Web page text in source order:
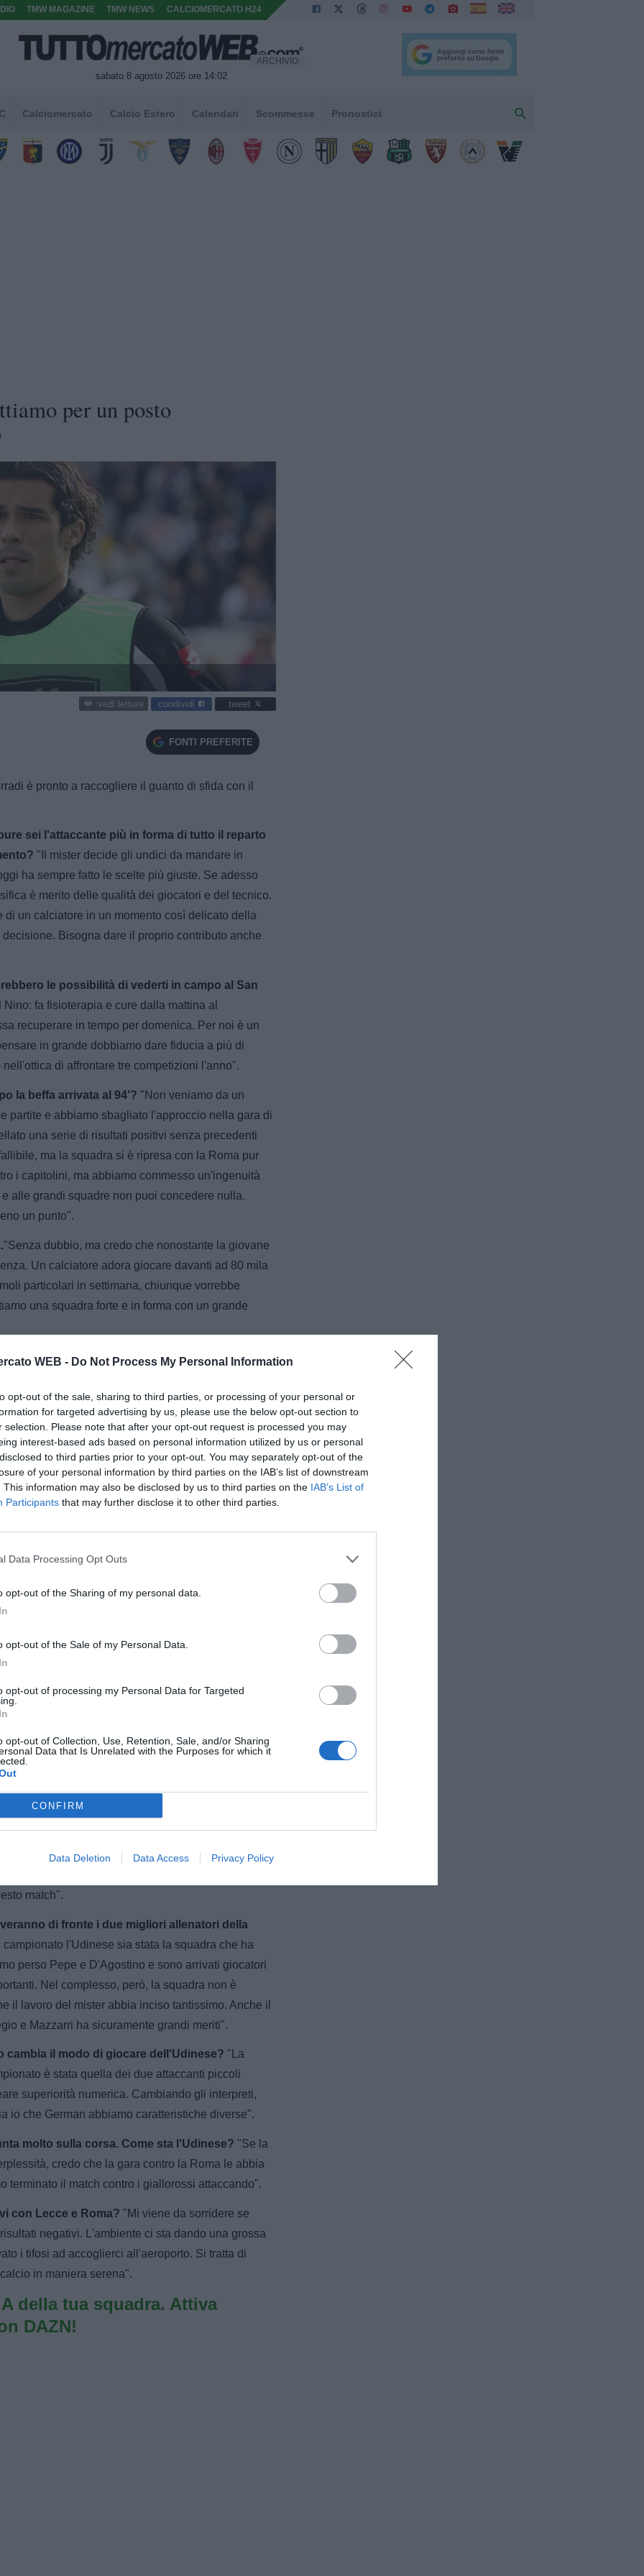
WEB - Do Not Process My Personal Information
opt-out of the sale, sharing to third parties, or processing of your personal or
for targeted advertising by us, please use the below opt-out section to
selection. Please note that after your opt-out request is processed you may
interest-based ads based on personal information utilized by us or personal
to third parties prior to your opt-out. You may separately opt-out of the
of your personal information by third parties on the IAB’s list of downstream
This information may also be disclosed by us to third parties on the IAB’s List of
Participants that may further disclose it to other third parties.
Data Processing Opt Outs
opt-out of the Sharing of my personal data.
opt-out of the Sale of my Personal Data.
opt-out of processing my Personal Data for Targeted
opt-out of Collection, Use, Retention, Sale, and/or Sharing
Data that Is Unrelated with the Purposes for which it
CONFIRM
Data Deletion Data Access Privacy Policy
TMW MAGAZINE TMW NEWS CALCIOMERCATO H24
sabato 8 agosto 2026 ore 14:02
ARCHIVIO
Calciomercato Calcio Estero Calendari Scommesse Pronostici
per un posto
vedi letture condividi tweet
FONTI PREFERITE
è pronto a raccogliere il guanto di sfida con il
sei l'attaccante più in forma di tutto il reparto
"Il mister decide gli undici da mandare in
ha sempre fatto le scelte più giuste. Se adesso
è merito delle qualità dei giocatori e del tecnico.
di un calciatore in un momento così delicato della
Bisogna dare il proprio contributo anche
le possibilità di vederti in campo al San
fa fisioterapia e cure dalla mattina al
recuperare in tempo per domenica. Per noi è un
in grande dobbiamo dare fiducia a più di
di affrontare tre competizioni l'anno".
la beffa arrivata al 94'? "Non veniamo da un
partite e abbiamo sbagliato l'approccio nella gara di
una serie di risultati positivi senza precedenti
ma la squadra si è ripresa con la Roma pur
i capitolini, ma abbiamo commesso un'ingenuità
alle grandi squadre non puoi concedere nulla.
un punto".
"Senza dubbio, ma credo che nonostante la giovane
Un calciatore adora giocare davanti ad 80 mila
particolari in settimana, chiunque vorrebbe
una squadra forte e in forma con un grande
"Personalmente non mi hanno toccato.
la propria parte. Abbiamo dimostrato che quando
dal punto di vista fisico diamo filo da torcere a
sulla partita".
squadra che si trova al secondo posto in classifica.
l'avversario. Dispongono di giocatori fortissimi
"Credo che chiunque avrebbe messo la firma per
della stagione dopo le prime quattro sconfitte.
che conta. Non abbiamo un calendario semplice,
di essere arbitri del nostro destino. Giocheremo
queste gare possiamo tagliare un traguardo
match".
di fronte i due migliori allenatori della
l'Udinese sia stata la squadra che ha
perso Pepe e D'Agostino e sono arrivati giocatori
Nel complesso, però, la squadra non è
il lavoro del mister abbia inciso tantissimo. Anche il
e Mazzarri ha sicuramente grandi meriti".
cambia il modo di giocare dell'Udinese? "La
è stata quella dei due attaccanti piccoli
superiorità numerica. Cambiando gli interpreti,
io che German abbiamo caratteristiche diverse".
molto sulla corsa. Come sta l'Udinese? "Se la
credo che la gara contro la Roma le abbia
terminato il match contro i giallorossi attaccando".
con Lecce e Roma? "Mi viene da sorridere se
negativi. L'ambiente ci sta dando una grossa
i tifosi ad accoglierci all'aeroporto. Si tratta di
in maniera serena".
della tua squadra. Attiva
DAZN!